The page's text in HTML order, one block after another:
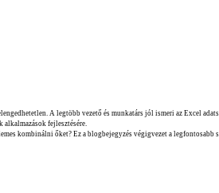
A legtöbb vezető és munkatárs jól ismeri az Excel
fejlesztésére.
kombinálni őket? Ez a blogbejegyzés végigvezet a legfontosabb